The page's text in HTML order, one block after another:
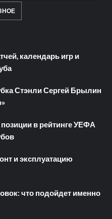
календарь игр и
Стэнли Сергей Брылин
в рейтинге УЕФА
и эксплуатацию
что подойдет именно